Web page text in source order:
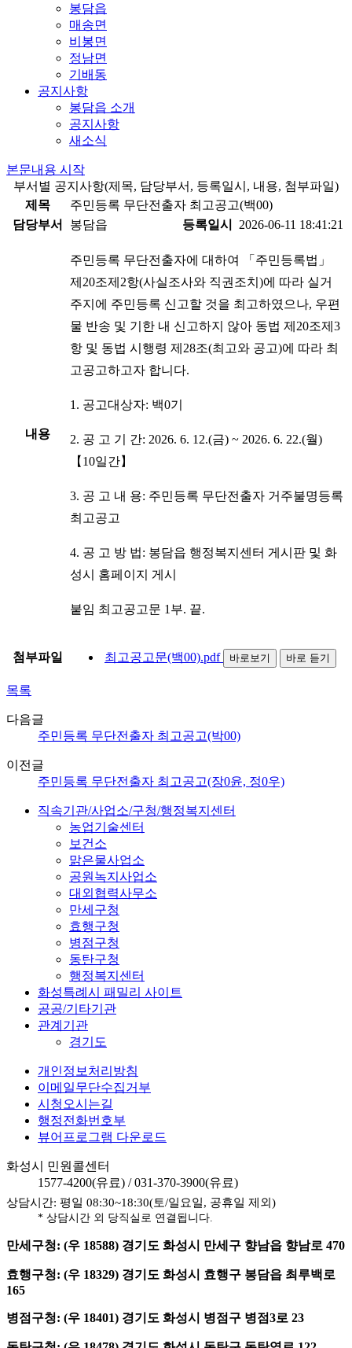
봉담읍
매송면
비봉면
정남면
기배동
공지사항
봉담읍 소개
공지사항
새소식
본문내용 시작
부서별 공지사항(제목, 담당부서, 등록일시, 내용, 첨부파일)
제목
주민등록 무단전출자 최고공고(백00)
담당부서
봉담읍 등록일시 2026-06-11 18:41:21
내용
주민등록 무단전출자에 대하여 「주민등록법」
제20조제2항(사실조사와 직권조치)에 따라 실거
주지에 주민등록 신고할 것을 최고하였으나, 우편
물 반송 및 기한 내 신고하지 않아 동법 제20조제3
항 및 동법 시행령 제28조(최고와 공고)에 따라 최
고공고하고자 합니다.
1. 공고대상자: 백0기
2. 공 고 기 간: 2026. 6. 12.(금) ~ 2026. 6. 22.(월)
【10일간】
3. 공 고 내 용: 주민등록 무단전출자 거주불명등록
최고공고
4. 공 고 방 법: 봉담읍 행정복지센터 게시판 및 화
성시 홈페이지 게시
붙임 최고공고문 1부. 끝.
첨부파일 최고공고문(백00).pdf 바로보기 바로 듣기
목록
다음글
주민등록 무단전출자 최고공고(박00)
이전글
주민등록 무단전출자 최고공고(장0윤, 정0우)
직속기관/사업소/구청/행정복지센터
농업기술센터
보건소
맑은물사업소
공원녹지사업소
대외협력사무소
만세구청
효행구청
병점구청
동탄구청
행정복지센터
화성특례시 패밀리 사이트
공공/기타기관
관계기관
경기도
개인정보처리방침
이메일무단수집거부
시청오시는길
행정전화번호부
뷰어프로그램 다운로드
화성시 민원콜센터
1577-4200(유료) /031-370-3900(유료)
상담시간: 평일 08:30~18:30(토/일요일, 공휴일 제외)
* 상담시간 외 당직실로 연결됩니다.
만세구청: (우 18588) 경기도 화성시 만세구 향남읍 향남로 470
효행구청: (우 18329) 경기도 화성시 효행구 봉담읍 최루백로
165
병점구청: (우 18401) 경기도 화성시 병점구 병점3로 23